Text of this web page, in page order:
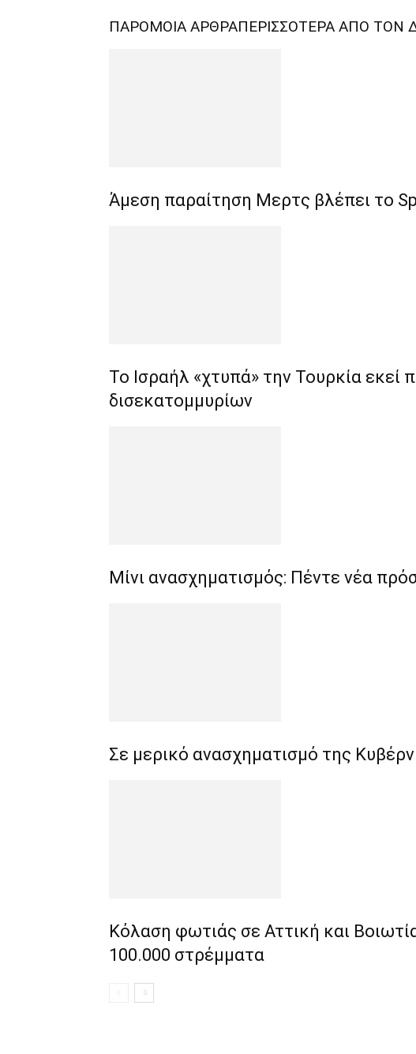
ΠΑΡΟΜΟΙΑ ΑΡΘΡΑΠΕΡΙΣΣΟΤΕΡΑ ΑΠΟ ΤΟΝ
Άμεση παραίτηση Mερτς βλέπει το
Το Ισραήλ «χτυπά» την Τουρκία
δισεκατομμυρίων
Μίνι ανασχηματισμός: Πέντε νέα
Σε μερικό ανασχηματισμό της
Κόλαση φωτιάς σε Αττική και
100.000 στρέμματα